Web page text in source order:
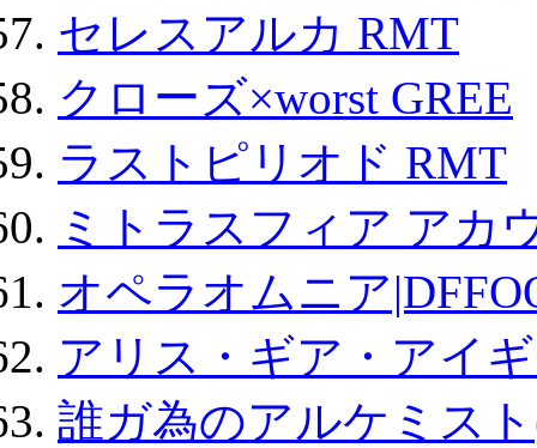
セレスアルカ RMT
クローズ×worst GREE
ラストピリオド RMT
ミトラスフィア アカ
オペラオムニア
アリス・ギア・アイ
誰ガ為のアルケミス